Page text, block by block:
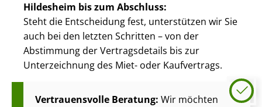
Hildesheim bis zum Abschluss:
Steht die Entscheidung fest, unterstützen wir Sie
auch bei den letzten Schritten – von der
Abstimmung der Vertragsdetails bis zur
Unterzeichnung des Miet- oder Kaufvertrags.
Vertrauensvolle Beratung: Wir möchten